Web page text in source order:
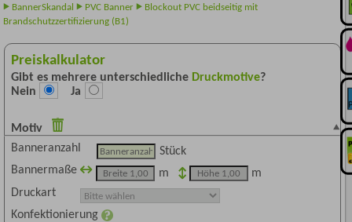
BannerSkandal PVC Banner
Blockout PVC beidseitig mit
Brandschutzzertifizierung (B1)
Preiskalkulator
Gibt es mehrere unterschiedliche Druckmotive?
Nein
Ja
Motiv
Banneranzahl
Stück
Bannermaße
m
m
Druckart
Konfektionierung